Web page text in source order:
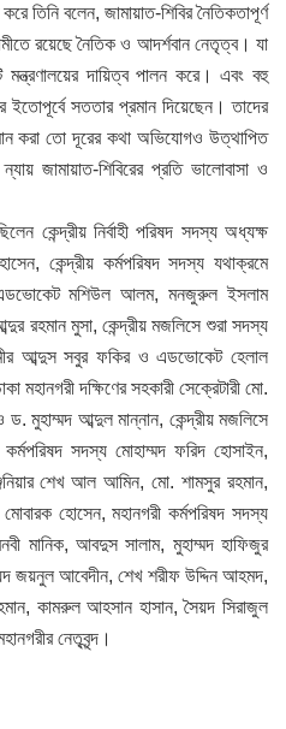
তিনি বলেন, জামায়াত-শিবির নৈতিকতাপূর্ণ
রয়েছে নৈতিক ও আদর্শবান নেতৃত্ব। যা
মন্ত্রণালয়ের দায়িত্ব পালন করে। এবং বহু
সততার প্রমান দিয়েছেন। তাদের
করা তো দূরের কথা অভিযোগও উত্থাপিত
জামায়াত-শিবিরের প্রতি ভালোবাসা ও
কেন্দ্রীয় নির্বাহী পরিষদ সদস্য অধ্যক্ষ
কেন্দ্রীয় কর্মপরিষদ সদস্য যথাক্রমে
মশিউল আলম, মনজুরুল ইসলাম
রহমান মুসা, কেন্দ্রীয় মজলিসে শুরা সদস্য
আব্দুস সবুর ফকির ও এডভোকেট হেলাল
মহানগরী দক্ষিণের সহকারী সেক্রেটারী মো.
মুহাম্মদ আব্দুল মান্নান, কেন্দ্রীয় মজলিসে
সদস্য মোহাম্মদ ফরিদ হোসাইন,
শেখ আল আমিন, মো. শামসুর রহমান,
হোসেন, মহানগরী কর্মপরিষদ সদস্য
মানিক, আবদুস সালাম, মুহাম্মদ হাফিজুর
জয়নুল আবেদীন, শেখ শরীফ উদ্দিন আহমদ,
কামরুল আহসান হাসান, সৈয়দ সিরাজুল
নেতৃবৃন্দ।